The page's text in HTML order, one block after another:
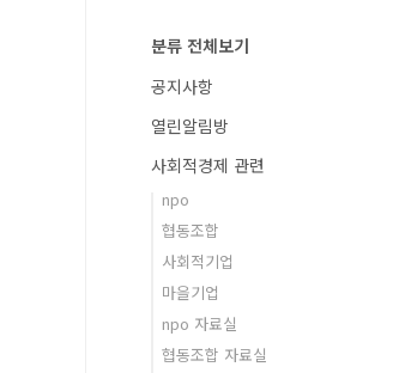
분류 전체보기
공지사항
열린알림방
사회적경제 관련
npo
협동조합
사회적기업
마을기업
npo 자료실
협동조합 자료실